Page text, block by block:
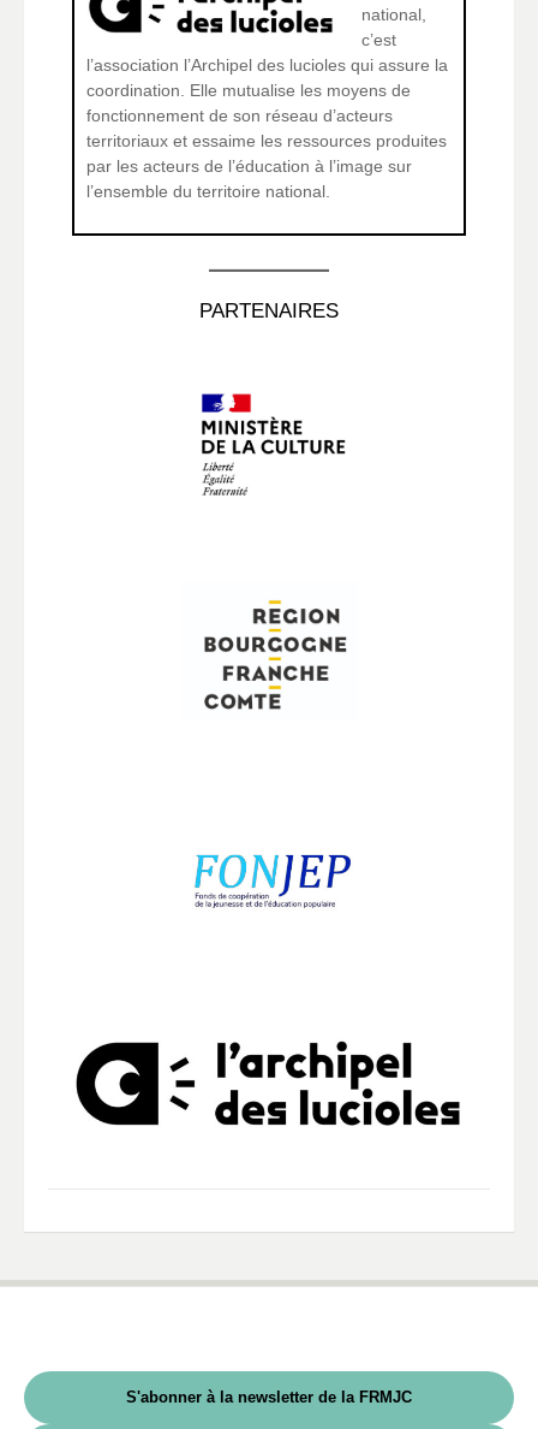
national,
c’est
l’association l’Archipel des lucioles qui assure la
coordination. Elle mutualise les moyens de
fonctionnement de son réseau d’acteurs
territoriaux et essaime les ressources produites
par les acteurs de l’éducation à l’image sur
l’ensemble du territoire national.
PARTENAIRES
S'abonner à la newsletter de la FRMJC